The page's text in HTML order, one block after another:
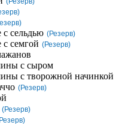
сельдью (Резерв)
семгой (Резерв)
с сыром
с творожной начинкой
(Резерв)
(Резерв)